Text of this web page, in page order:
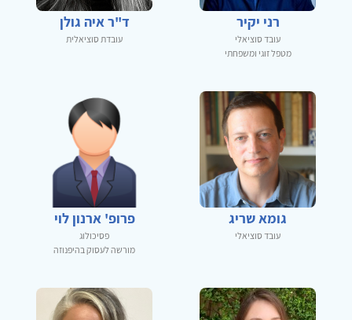
רני יקיר
עובד סוציאלי
מטפל זוגי ומשפחתי
ד"ר איה גולן
עובדת סוציאלית
גומא שריג
עובד סוציאלי
פרופ' ארנון לוי
פסיכולוג
מורשה לעסוק בהיפנוזה